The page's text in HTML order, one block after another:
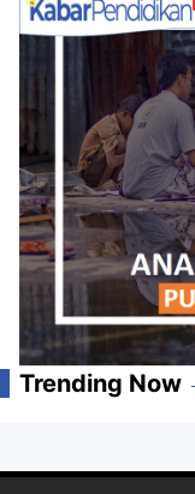
Trending Now